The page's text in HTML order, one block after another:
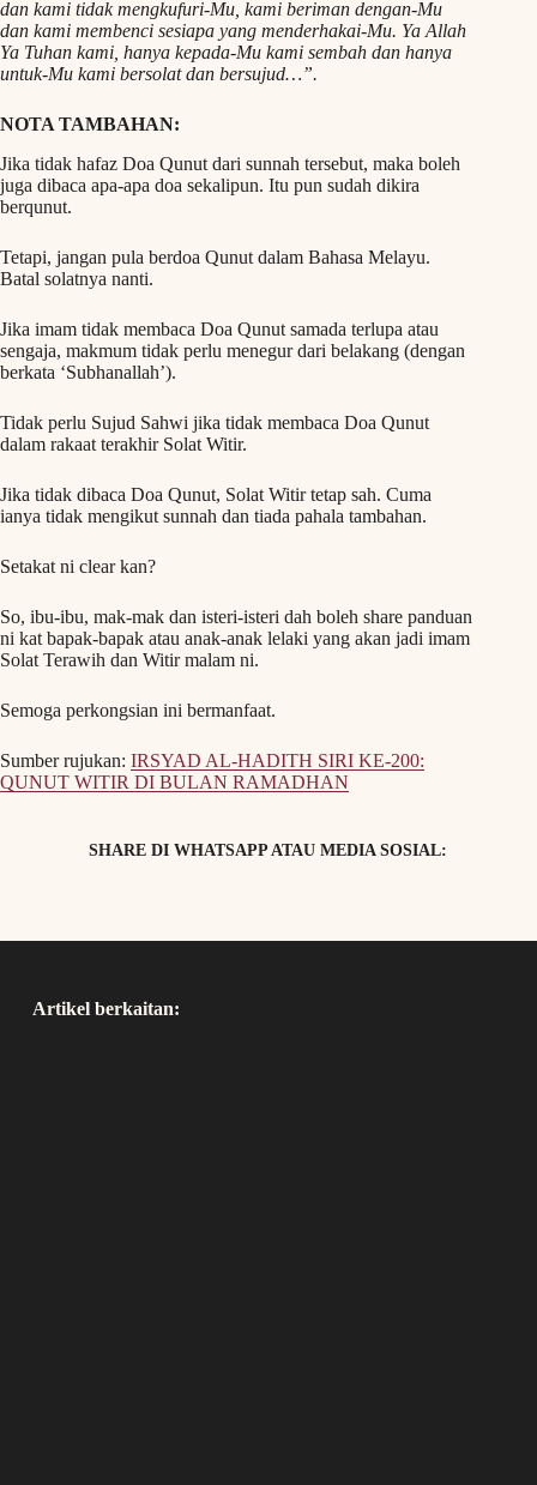
dan kami tidak mengkufuri-Mu, kami beriman dengan-Mu
dan kami membenci sesiapa yang menderhakai-Mu. Ya Allah
Ya Tuhan kami, hanya kepada-Mu kami sembah dan hanya
untuk-Mu kami bersolat dan bersujud…”.
NOTA TAMBAHAN:
Jika tidak hafaz Doa Qunut dari sunnah tersebut, maka boleh
juga dibaca apa-apa doa sekalipun. Itu pun sudah dikira
berqunut.
Tetapi, jangan pula berdoa Qunut dalam Bahasa Melayu.
Batal solatnya nanti.
Jika imam tidak membaca Doa Qunut samada terlupa atau
sengaja, makmum tidak perlu menegur dari belakang (dengan
berkata ‘Subhanallah’).
Tidak perlu Sujud Sahwi jika tidak membaca Doa Qunut
dalam rakaat terakhir Solat Witir.
Jika tidak dibaca Doa Qunut, Solat Witir tetap sah. Cuma
ianya tidak mengikut sunnah dan tiada pahala tambahan.
Setakat ni clear kan?
So, ibu-ibu, mak-mak dan isteri-isteri dah boleh share panduan
ni kat bapak-bapak atau anak-anak lelaki yang akan jadi imam
Solat Terawih dan Witir malam ni.
Semoga perkongsian ini bermanfaat.
Sumber rujukan: IRSYAD AL-HADITH SIRI KE-200:
QUNUT WITIR DI BULAN RAMADHAN
SHARE DI WHATSAPP ATAU MEDIA SOSIAL:
Artikel berkaitan: